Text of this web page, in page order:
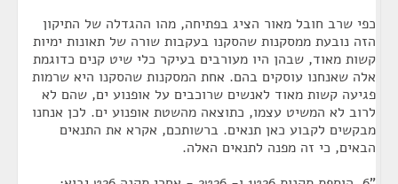
כפי שרב חובל מאור הציג בפתיחה, מהו ההגדלה של התיקון
הזה נובעת ממסקנות שהסקנו בעקבות שורה של תאונות ימיות
קשות מאוד, שבהן היו מעורבים בעיקר כלי שיט קנים כדוגמת
אלה שאנחנו עוסקים בהם. אחת המסקנות שהסקנו היא שרמות
פגיעה קשות מאוד לאנשים שרוכבים על אופנוע ים, שהם לא
לרוב לא המשיט עצמו, כתוצאה מהשטת אופנוע ים. לכן אנחנו
מבקשים לקבוע כאן תנאים. ברשותכם, אקרא את התנאים
הבאים, כי זה מפנה לתנאים האלה.